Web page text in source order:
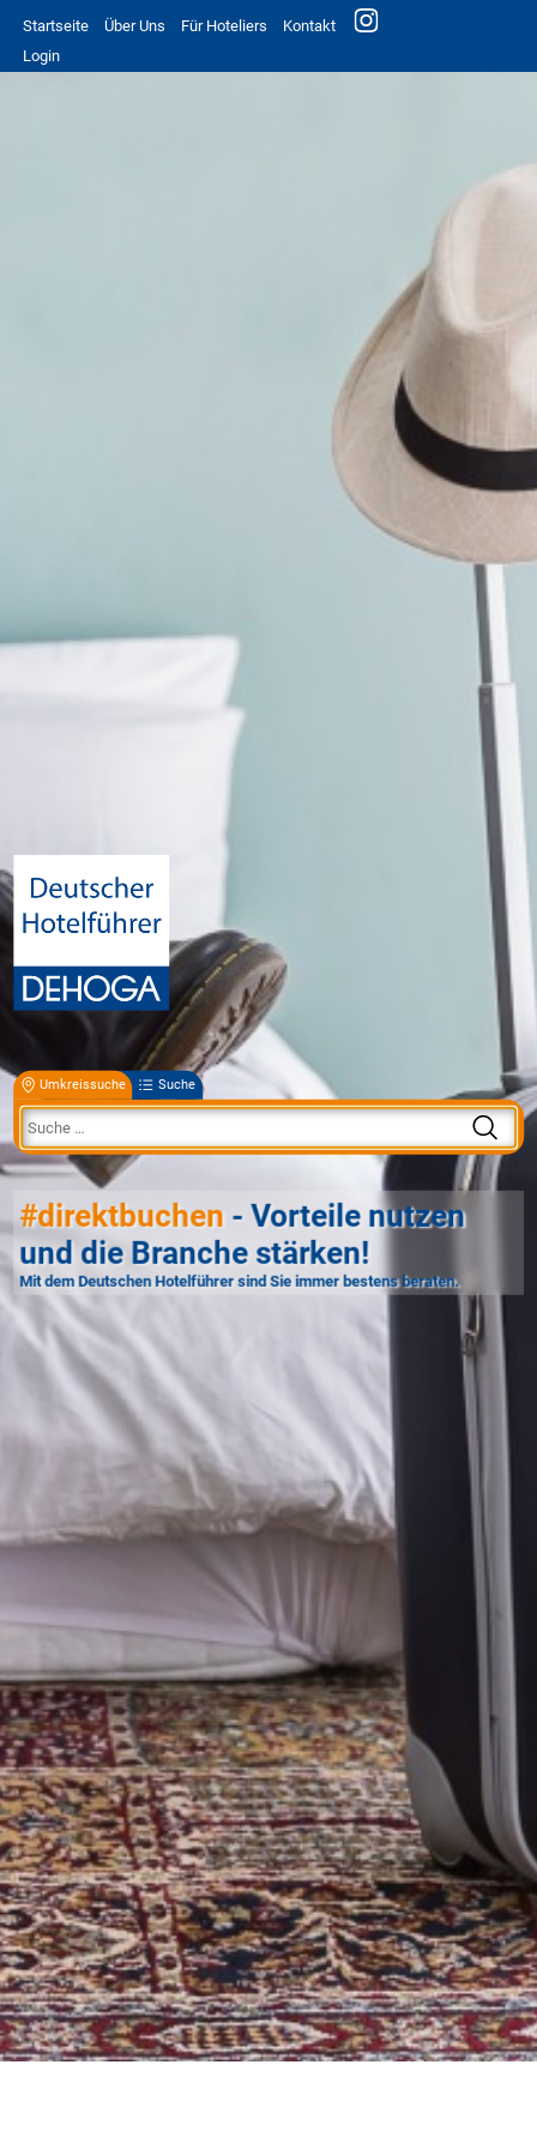
Startseite Über Uns Für Hoteliers
Kontakt
Login
Umkreissuche Suche
#direktbuchen - Vorteile nutzen
und die Branche stärken!
Mit dem Deutschen Hotelführer sind Sie immer bestens beraten.